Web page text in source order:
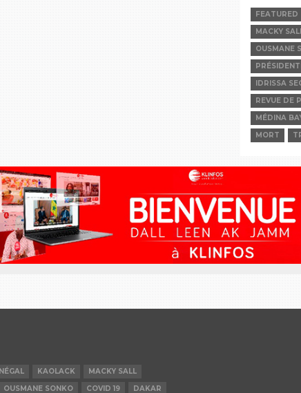
FEATURED
MACKY
OUSMANE
IDRISSA
REVUE DE
MÉDINA
MORT
KAOLACK
MACKY SALL
OUSMANE SONKO COVID 19 DAKAR